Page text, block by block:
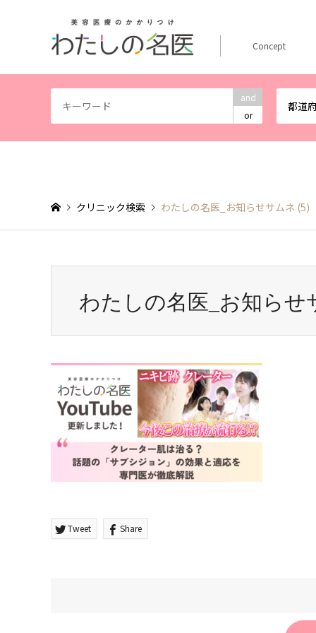
and
or
都道
Concept
クリニック検索 わたしの名医_お知らせサムネ (5)
わたしの名医_お知らせ
Tweet Share